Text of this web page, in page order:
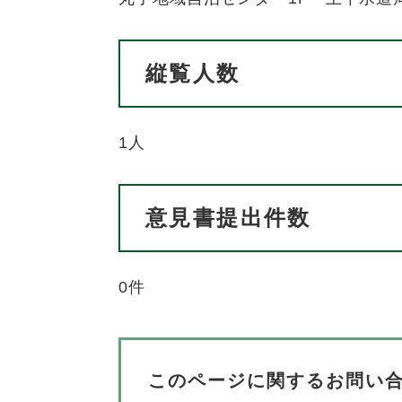
縦覧人数
1人
意見書提出件数
0件
このページに関するお問い